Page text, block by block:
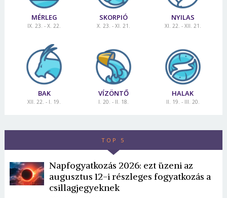
MÉRLEG
IX. 23. - X. 22.
SKORPIÓ
X. 23. - XI. 21.
NYILAS
XI. 22. - XII. 21.
BAK
XII. 22. - I. 19.
VÍZÖNTŐ
I. 20. - II. 18.
HALAK
II. 19. - III. 20.
TOP 5
Napfogyatkozás 2026: ezt üzeni az
augusztus 12-i részleges fogyatkozás a
csillagjegyeknek